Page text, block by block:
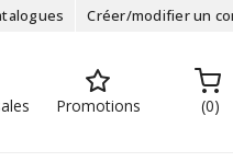
Créer/modifier un
Promotions 0